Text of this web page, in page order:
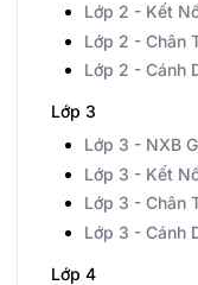
Lớp 2 - Kết
Lớp 2 - Chân
Lớp 2 - Cánh
Lớp 3
Lớp 3 - NXB
Lớp 3 - Kết
Lớp 3 - Chân
Lớp 3 - Cánh
Lớp 4